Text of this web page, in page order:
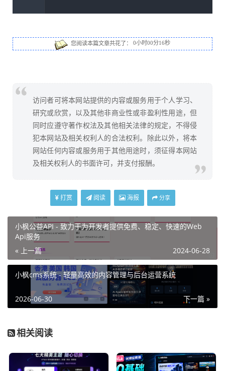
您阅读本篇文章共花了： 0小时00分17秒
访问者可将本网站提供的内容或服务用于个人学习、
研究或欣赏，以及其他非商业性或非盈利性用途，但
同时应遵守著作权法及其他相关法律的规定，不得侵
犯本网站及相关权利人的合法权利。除此以外，将本
网站任何内容或服务用于其他用途时，须征得本网站
及相关权利人的书面许可，并支付报酬。
打赏 阅读 海报 分享
小枫公益API - 致力于为开发者提供免费、稳定、快速的Web
Api服务
« 上一篇
2024-06-28
小枫cms系统 - 轻量高效的内容管理与后台运营系统
下一篇 »
2026-06-30
相关阅读